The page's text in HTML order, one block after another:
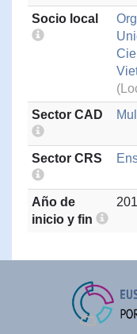
Socio local
Sector CAD
Sector CRS
Año de
inicio y fin